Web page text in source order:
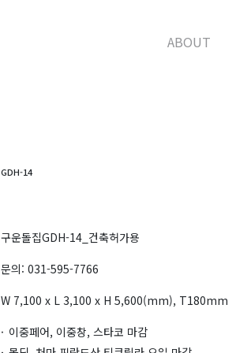
ABOUT
GDH-14
구운돌집GDH-14_건축허가용
문의: 031-595-7766
W 7,100 x L 3,100 x H 5,600(mm), T180mm
이중페어, 이중창, 스타코 마감